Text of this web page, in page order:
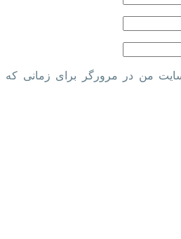
من در مرورگر برای زمانی که